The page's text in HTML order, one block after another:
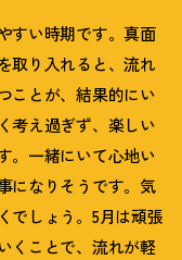
すい時期です。真面
取り入れると、流れ
ことが、結果的にい
考え過ぎず、楽しい
。一緒にいて心地い
になりそうです。気
しょう。 5月は頑張
くことで、流れが軽